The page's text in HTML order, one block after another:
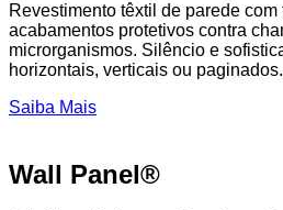
Revestimento têxtil de parede
acabamentos protetivos contra
microrganismos. Silêncio e
horizontais, verticais ou paginados.
Saiba Mais
Wall Panel®